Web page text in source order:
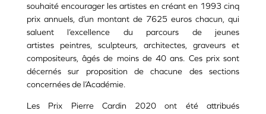
souhaité encourager les artistes en créant en 1993 cinq
prix annuels, d’un montant de 7625 euros chacun, qui
saluent l’excellence du parcours de jeunes
artistes peintres, sculpteurs, architectes, graveurs et
compositeurs, âgés de moins de 40 ans. Ces prix sont
décernés sur proposition de chacune des sections
concernées de l’Académie.
Les Prix Pierre Cardin 2020 ont été attribués